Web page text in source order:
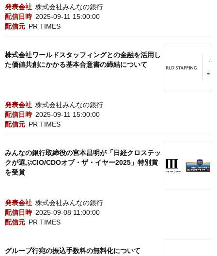
発表会社 株式会社みんなの銀行
配信日時 2025-09-11 15:00:00
配信元 PR TIMES
株式会社ワールドスタッフィングとの金融を活用し
た価値共創にかかる基本合意書の締結について
発表会社 株式会社みんなの銀行
配信日時 2025-09-11 15:00:00
配信元 PR TIMES
みんなの銀行取締役の宮本昌明が「日経クロステッ
クが選ぶCIO/CDOオブ・ザ・イヤー2025」特別賞
を受賞
発表会社 株式会社みんなの銀行
配信日時 2025-09-08 11:00:00
配信元 PR TIMES
グループ行宛の振込手数料の無料化について